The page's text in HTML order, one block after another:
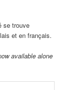
se trouve
et en français.
available alone